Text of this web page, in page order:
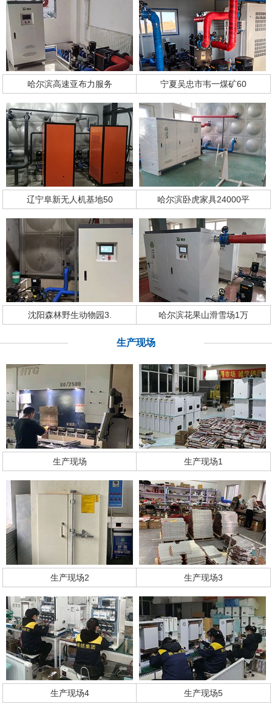
哈尔滨高速亚布力服务 宁夏吴忠市韦一煤矿60
辽宁阜新无人机基地50 哈尔滨卧虎家具24000平
沈阳森林野生动物园3. 哈尔滨花果山滑雪场1万
生产现场
生产现场 生产现场1
生产现场2 生产现场3
生产现场4 生产现场5